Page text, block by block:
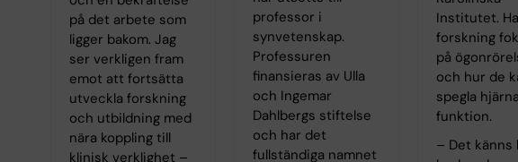
på det arbete som
ligger bakom. Jag
ser verkligen fram
emot att fortsätta
utveckla forskning
och utbildning med
nära koppling till
klinisk verklighet –
professor i
synvetenskap.
Professuren
finansieras av Ulla
och Ingemar
Dahlbergs stiftelse
och har det
fullständiga namnet
Institutet.
forskning
på
och hur de
spegla
funktion.
– Det känns